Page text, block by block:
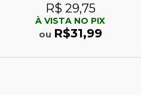
R$ 29,75
À VISTA NO PIX
ou R$31,99